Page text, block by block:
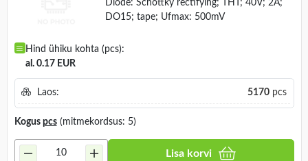
Diode: Schottky rectifying; THT; 40V; 2A;
DO15; tape; Ufmax: 500mV
Hind ühiku kohta (pcs):
al. 0.17 EUR
Laos: 5170pcs
Kogus pcs(mitmekordsus: 5)
Lisa korvi